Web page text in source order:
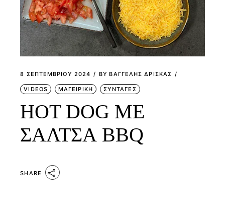
8 ΣΕΠΤΕΜΒΡΊΟΥ 2024 BY ΒΑΓΓΕΛΗΣ ΔΡΙΣΚΑΣ
VIDEOS ΜΑΓΕΙΡΙΚΗ ΣΥΝΤΑΓΕΣ
HOT DOG ΜΕ
ΣΑΛΤΣΑ BBQ
SHARE